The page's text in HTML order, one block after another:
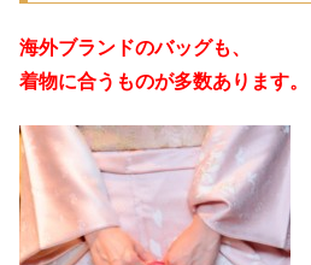
海外ブランドのバッグも、
着物に合うものが多数あります。